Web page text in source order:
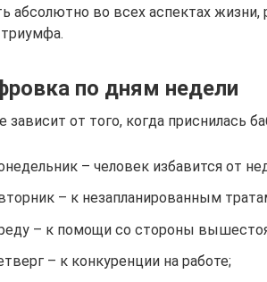
абсолютно во всех аспектах
по дням недели
зависит от того, когда приснилась
– человек избавится от
– к незапланированным
– к помощи со стороны
– к конкуренции на работе;